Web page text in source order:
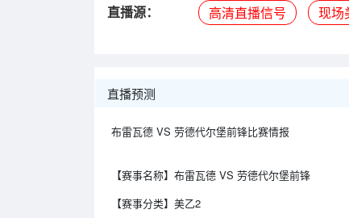
直播源： 高清直播信号 现场
直播预测
布雷瓦德 VS 劳德代尔堡前锋比赛情报
【赛事名称】 布雷瓦德 VS 劳德代尔堡前锋
【赛事分类】 美乙2